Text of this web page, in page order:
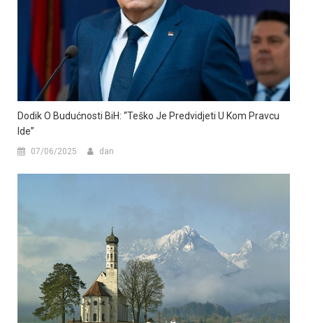
Dodik O Budućnosti BiH: “Teško Je Predvidjeti U Kom Pravcu
Ide”
07/06/2025 dan